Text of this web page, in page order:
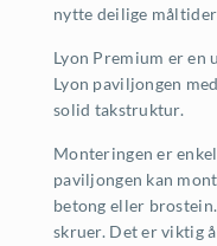
nytte deilige
Lyon Premium er
Lyon paviljongen
solid takstruktur.
Monteringen er
paviljongen kan
betong eller
skruer. Det er viktig